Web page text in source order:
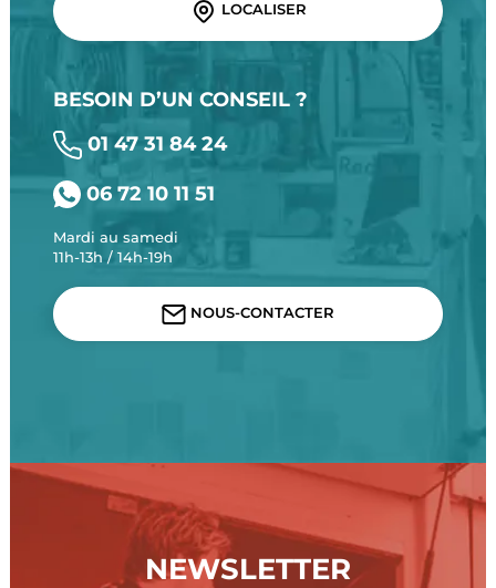
LOCALISER
BESOIN D’UN CONSEIL ?
01 47 31 84 24
06 72 10 11 51
Mardi au samedi
11h-13h / 14h-19h
NOUS-CONTACTER
NEWSLETTER